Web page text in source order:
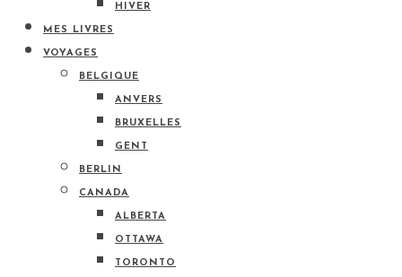
HIVER
MES LIVRES
VOYAGES
BELGIQUE
ANVERS
BRUXELLES
GENT
BERLIN
CANADA
ALBERTA
OTTAWA
TORONTO